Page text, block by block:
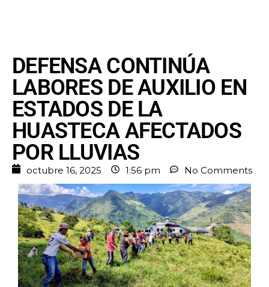
DEFENSA CONTINÚA
LABORES DE AUXILIO EN
ESTADOS DE LA
HUASTECA AFECTADOS
POR LLUVIAS
octubre 16, 2025 1:56 pm No Comments